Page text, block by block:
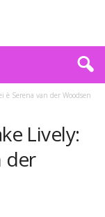
è Serena van der Woodsen
Lively:
der